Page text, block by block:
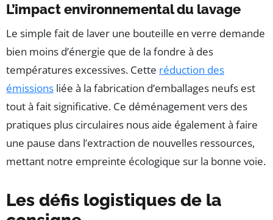
L’impact environnemental du lavage
Le simple fait de laver une bouteille en verre demande
bien moins d’énergie que de la fondre à des
températures excessives. Cette réduction des
émissions liée à la fabrication d’emballages neufs est
tout à fait significative. Ce déménagement vers des
pratiques plus circulaires nous aide également à faire
une pause dans l’extraction de nouvelles ressources,
mettant notre empreinte écologique sur la bonne voie.
Les défis logistiques de la